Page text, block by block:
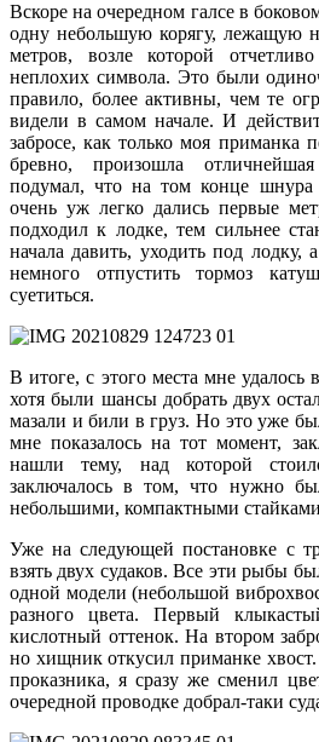
Вскоре на очередном галсе в
одну небольшую корягу, лежащую
метров, возле которой
неплохих символа. Это были
правило, более активны, чем те
видели в самом начале. И
забросе, как только моя приманка
бревно, произошла
подумал, что на том конце шнура
очень уж легко дались первые
подходил к лодке, тем сильнее
начала давить, уходить под
немного отпустить тормоз
суетиться.
В итоге, с этого места мне удалось
хотя были шансы добрать двух
мазали и били в груз. Но это уже
мне показалось на тот момент,
нашли тему, над которой
заключалось в том, что нужно
небольшими, компактными
Уже на следующей постановке с
взять двух судаков. Все эти рыбы
одной модели (небольшой
разного цвета. Первый
кислотный оттенок. На втором
но хищник откусил приманке хвост.
проказника, я сразу же сменил
очередной проводке добрал-таки